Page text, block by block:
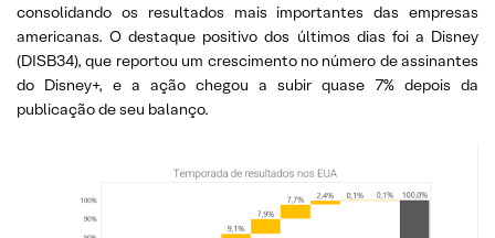
consolidando os resultados mais importantes das empresas
americanas. O destaque positivo dos últimos dias foi a Disney
(DISB34), que reportou um crescimento no número de assinantes
do Disney+, e a ação chegou a subir quase 7% depois da
publicação de seu balanço.